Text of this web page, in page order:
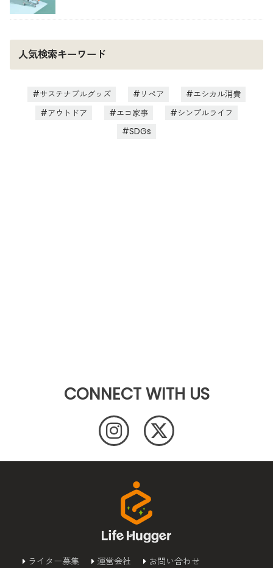
人気検索キーワード
サステナブルグッズ リペア
エシカル消費
アウトドア
エコ家事
シンプルライフ
SDGs
CONNECT WITH US
ライター募集 運営会社
お問い合わせ